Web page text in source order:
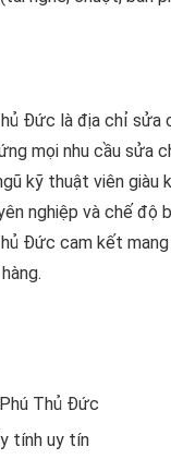
Đức là địa chỉ sửa
mọi nhu cầu sửa
kỹ thuật viên giàu
nghiệp và chế độ
Đức cam kết
Thủ Đức
tính uy tín